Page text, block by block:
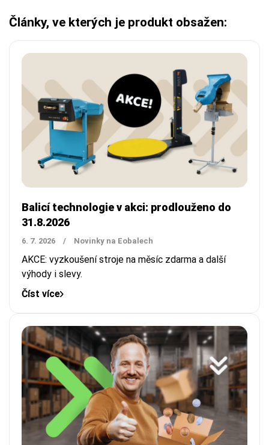
Články, ve kterých je produkt obsažen:
Balicí technologie v akci: prodlouženo do
31.8.2026
6. 7. 2026 / Novinky na Eobalech
AKCE: vyzkoušení stroje na měsíc zdarma a další
výhody i slevy.
Číst více